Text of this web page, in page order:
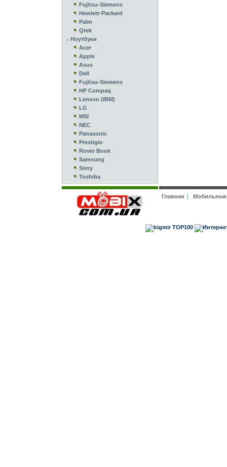
Fujitsu-Siemens
Hewlett-Packard
Palm
Qtek
Ноутбуки
Acer
Apple
Asus
Dell
Fujitsu-Siemens
HP Compaq
Lenovo (IBM)
LG
MSI
NEC
Panasonic
Prestigio
Rover Book
Samsung
Sony
Toshiba
Главная|